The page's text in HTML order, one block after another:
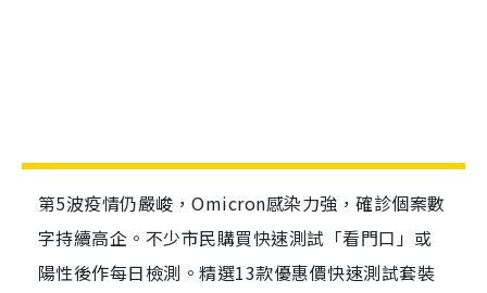
第5波疫情仍嚴峻，Omicron感染力強，確診個案數
字持續高企。不少市民購買快速測試「看門口」或
陽性後作每日檢測。精選13款優惠價快速測試套裝